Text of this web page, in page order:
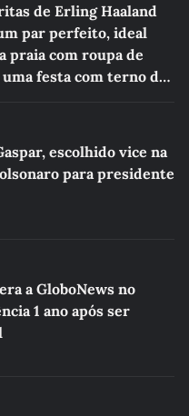
de Erling Haaland
par perfeito, ideal
praia com roupa de
festa com terno de
escolhido vice na
para presidente
a GloboNews no
1 ano após ser